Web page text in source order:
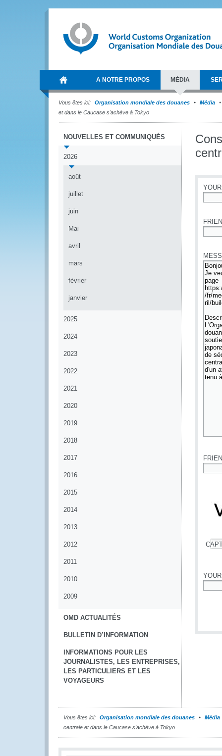
A NOTRE PROPOS MÉDIA
Vous êtes ici: Organisation mondiale des douanes
Média
et dans le Caucase s'achève à Tokyo
NOUVELLES ET COMMUNIQUÉS
2026
août
juillet
juin
Mai
avril
mars
février
janvier
2025
2024
2023
2022
2021
2020
2019
2018
2017
2016
2015
2014
2013
2012
2011
2010
2009
OMD ACTUALITÉS
BULLETIN D’INFORMATION
INFORMATIONS POUR LES
JOURNALISTES, LES ENTREPRISES,
LES PARTICULIERS ET LES
VOYAGEURS
Vous êtes ici: Organisation mondiale des douanes
Média
centrale et dans le Caucase s'achève à Tokyo